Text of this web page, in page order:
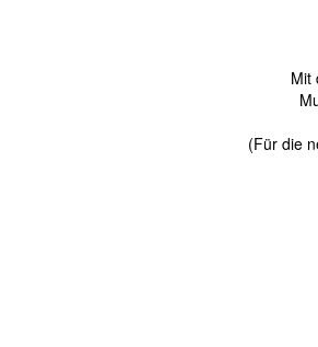
Mit
(Für die